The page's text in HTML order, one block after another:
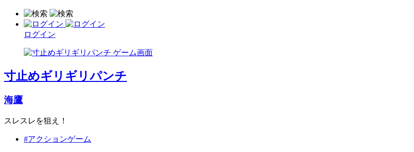
ログイン
寸止めギリギリパンチ
海鷹
スレスレを狙え！
#アクションゲーム